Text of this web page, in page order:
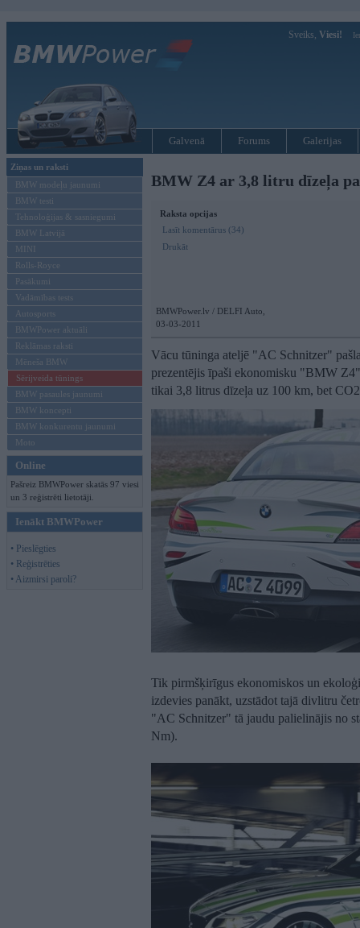
Sveiks, Viesi!
Galvenā Forums Galerijas
Ziņas un raksti
BMW modeļu jaunumi
BMW testi
Tehnoloģijas & sasniegumi
BMW Latvijā
MINI
Rolls-Royce
Pasākumi
Vadāmības tests
Autosports
BMWPower aktuāli
Reklāmas raksti
Mēneša BMW
Sērijveida tūnings
BMW pasaules jaunumi
BMW koncepti
BMW konkurentu jaunumi
Moto
Online
Pašreiz BMWPower skatās 97 viesi
un 3 reģistrēti lietotāji.
Ienākt BMWPower
• Pieslēgties
• Reģistrēties
• Aizmirsi paroli?
BMW Z4 ar 3,8 litru dīzeļa
Raksta opcijas
Lasīt komentārus (34)
Drukāt
BMWPower.lv / DELFI Auto,
03-03-2011
Vācu tūninga ateljē "AC Schnitzer"
prezentējis īpaši ekonomisku "BMW
tikai 3,8 litrus dīzeļa uz 100 km, bet
Tik pirmšķirīgus ekonomiskos un
izdevies panākt, uzstādot tajā divlitru
"AC Schnitzer" tā jaudu palielinājis no
Nm).